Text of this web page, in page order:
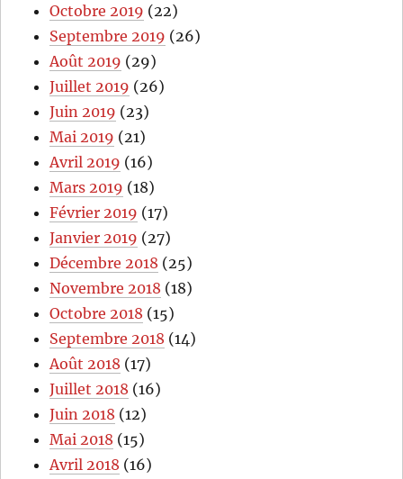
Octobre 2019 (22)
Septembre 2019 (26)
Août 2019 (29)
Juillet 2019 (26)
Juin 2019 (23)
Mai 2019 (21)
Avril 2019 (16)
Mars 2019 (18)
Février 2019 (17)
Janvier 2019 (27)
Décembre 2018 (25)
Novembre 2018 (18)
Octobre 2018 (15)
Septembre 2018 (14)
Août 2018 (17)
Juillet 2018 (16)
Juin 2018 (12)
Mai 2018 (15)
Avril 2018 (16)